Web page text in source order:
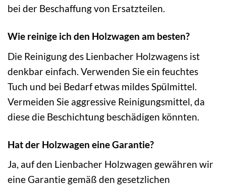
bei der Beschaffung von Ersatzteilen.
Wie reinige ich den Holzwagen am besten?
Die Reinigung des Lienbacher Holzwagens ist
denkbar einfach. Verwenden Sie ein feuchtes
Tuch und bei Bedarf etwas mildes Spülmittel.
Vermeiden Sie aggressive Reinigungsmittel, da
diese die Beschichtung beschädigen könnten.
Hat der Holzwagen eine Garantie?
Ja, auf den Lienbacher Holzwagen gewähren wir
eine Garantie gemäß den gesetzlichen